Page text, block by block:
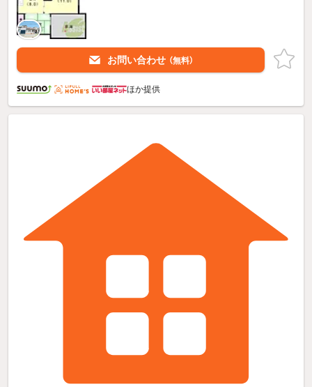
お問い合わせ （無料）
ほか提供